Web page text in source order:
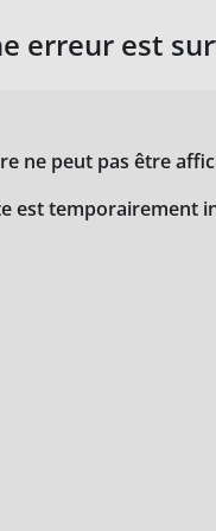
erreur est
ne peut pas être
est temporairement